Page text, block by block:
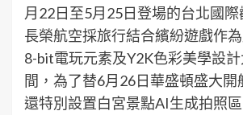
月22日至5月25日登場的台北國際
長榮航空採旅行結合繽紛遊戲作
8-bit電玩元素及Y2K色彩美學設
間，為了替6月26日華盛頓盛大開
還特別設置白宮景點AI生成拍照